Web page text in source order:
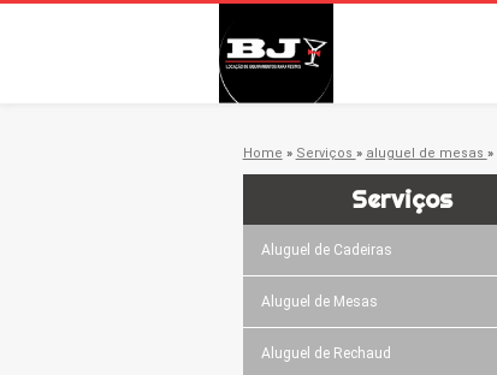
Home » Serviços » aluguel de mesas »
Serviços
Aluguel de Cadeiras
Aluguel de Mesas
Aluguel de Rechaud